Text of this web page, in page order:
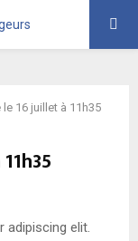
le 16 juillet à 11h35
elit.